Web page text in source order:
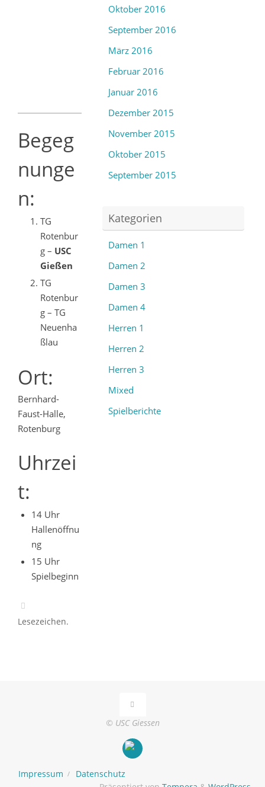
Begeg
nunge
n:
TG
Rotenbur
g – USC
Gießen
TG
Rotenbur
g – TG
Neuenha
ßlau
Ort:
Bernhard-
Faust-Halle,
Rotenburg
Uhrzei
t:
14 Uhr
Hallenöffnu
ng
15 Uhr
Spielbeginn
Lesezeichen.
Oktober 2016
September 2016
März 2016
Februar 2016
Januar 2016
Dezember 2015
November 2015
Oktober 2015
September 2015
Kategorien
Damen 1
Damen 2
Damen 3
Damen 4
Herren 1
Herren 2
Herren 3
Mixed
Spielberichte
© USC Giessen
Impressum
Datenschutz